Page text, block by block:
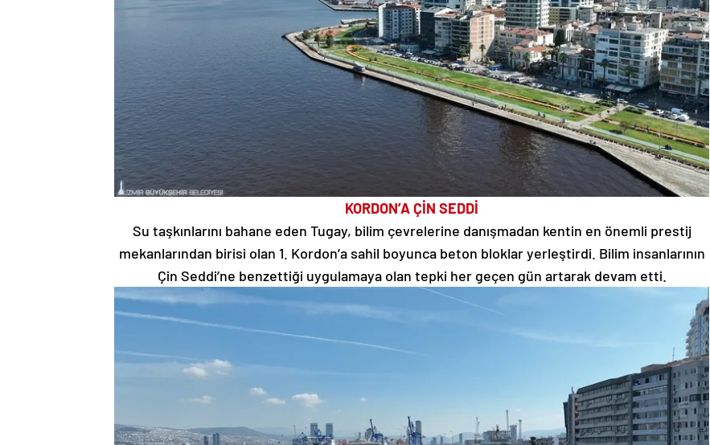
KORDON’A ÇİN SEDDİ
Su taşkınlarını bahane eden Tugay, bilim çevrelerine danışmadan kentin en önemli prestij
mekanlarından birisi olan 1. Kordon’a sahil boyunca beton bloklar yerleştirdi. Bilim insanlarının
Çin Seddi’ne benzettiği uygulamaya olan tepki her geçen gün artarak devam etti.